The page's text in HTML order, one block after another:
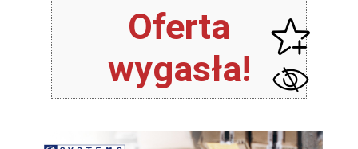
Oferta
wygasła!